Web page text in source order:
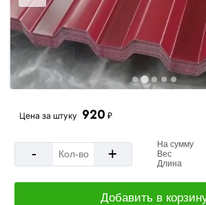
Цена за штуку 920 ₽
- +
На сумму
Вес
Длина
Добавить в